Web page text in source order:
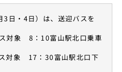
3日・4日）は、送迎バスを
対象 8：10富山駅北口乗車
対象 17：30富山駅北口下